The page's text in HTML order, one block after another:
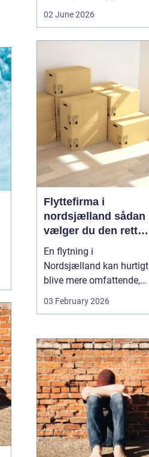
installatører en central
rolle i hverdagen, selv
om vi sjældent tænker
over det. Gennemgang
af varmea...
02 June 2026
Flyttefirma i
nordsjælland sådan
vælger du den rette
partner til din
flytning
En flytning i
Nordsjælland kan hurtigt
blive mere omfattende,
end man først tror. Der er
nøgler, flyttekasser,
parkering, møbler der
skal skilles ad, og
ejendele med
affektionsværdi, som
helst skal komme sikkert
frem. Mange vælger
der...
03 February 2026